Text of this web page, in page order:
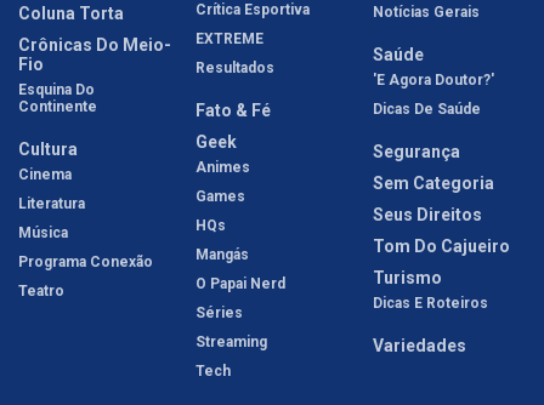
Coluna Torta
Crônicas Do Meio-
Fio
Esquina Do
Continente
Cultura
Cinema
Literatura
Música
Programa Conexão
Teatro
Crítica Esportiva
EXTREME
Resultados
Fato & Fé
Geek
Animes
Games
HQs
Mangás
O Papai Nerd
Séries
Streaming
Tech
Notícias Gerais
Saúde
'E Agora Doutor?'
Dicas De Saúde
Segurança
Sem Categoria
Seus Direitos
Tom Do Cajueiro
Turismo
Dicas E Roteiros
Variedades